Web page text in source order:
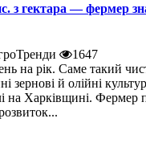
з гектара — фермер
1647
на рік. Саме такий
зернові й олійні
на Харківщині. Фермер